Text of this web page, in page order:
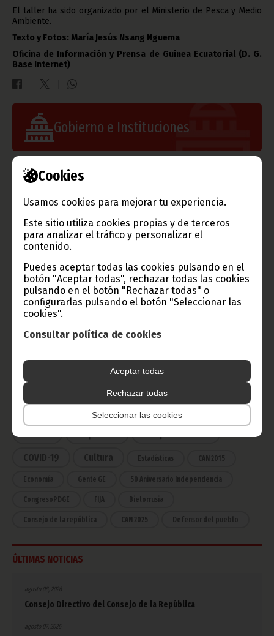
Cookies
Usamos cookies para mejorar tu experiencia.
Este sitio utiliza cookies propias y de terceros
para analizar el tráfico y personalizar el
contenido.
Puedes aceptar todas las cookies pulsando en el
botón "Aceptar todas", rechazar todas las cookies
pulsando en el botón "Rechazar todas" o
configurarlas pulsando el botón "Seleccionar las
cookies".
Consultar política de cookies
Aceptar todas
Rechazar todas
Seleccionar las cookies
El taller ha sido organizado por el Ministerio de Pesca y Medio
Ambiente.
Texto y Fotos: María Jesús Nsang Nguema
Oficina de Información y Prensa de Guinea Ecuatorial (D. G.
Base Internet)
Gobierno e Instituciones
TVGE
Radio Nacional de Guinea
Ecuatorial
Haz click aquí para escuchar ahora
CATEGORÍAS
Noticias Gobierno
Presidencia
COVID-19 Cultura Estadísticas CAN 2015
Economía Gente GE 50 Aniversario Independencia
CongresoPDGE FIJA Bielorrusia
Consejo de la república CAN 2025 Defensor del pueblo
ÚLTIMAS NOTICIAS
Consejo Directivo del Consejo de la República
agosto 07, 2026